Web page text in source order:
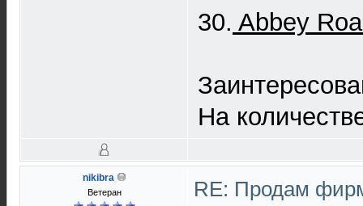
30. Abbey
На
nikibra
Ветеран RE: Продам